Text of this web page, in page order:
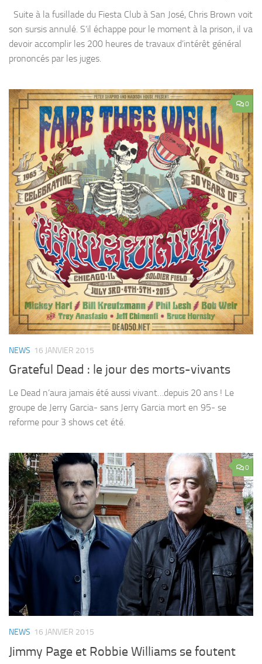
Suite à la fusillade du Fiesta Club à San José, Chris Brown voit
son sursis annulé. S’il échappe pour le moment à la prison, il va
devoir accomplir les 200 heures de travaux d’intérêt général
prononcés par les juges.
0
NEWS 16 JANVIER 2015
Grateful Dead : le jour des morts-vivants
Le Dead n’aura jamais été aussi vivant…depuis 20 ans ! Le
groupe de Jerry Garcia- sans Jerry Garcia mort en 95- se
reforme pour 3 shows cet été.
0
NEWS 16 JANVIER 2015
Jimmy Page et Robbie Williams se foutent